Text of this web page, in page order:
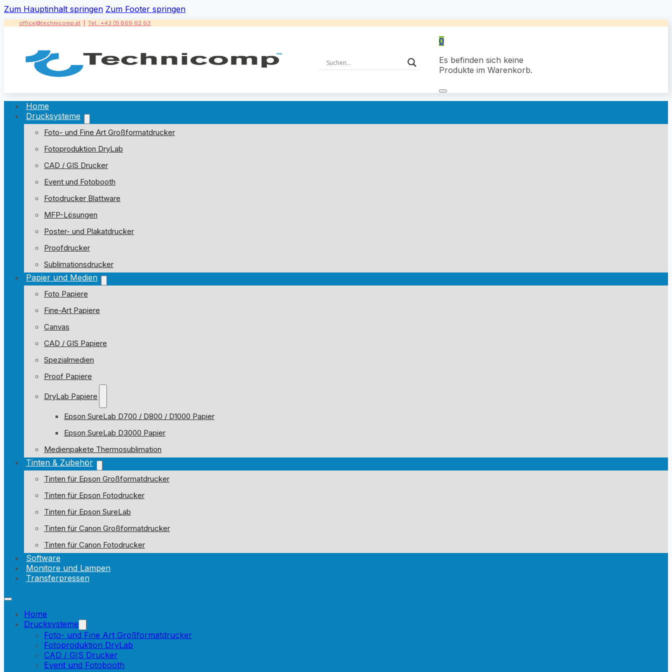
Zum Hauptinhalt springen Zum Footer springen
office@technicomp.at Tel.: +43 (1) 869 62 63
0
Es befinden sich keine
Produkte im Warenkorb.
Home
Drucksysteme
Foto- und Fine Art Großformatdrucker
Fotoproduktion DryLab
CAD / GIS Drucker
Event und Fotobooth
Fotodrucker Blattware
MFP-Lösungen
Poster- und Plakatdrucker
Proofdrucker
Sublimationsdrucker
Papier und Medien
Foto Papiere
Fine-Art Papiere
Canvas
CAD / GIS Papiere
Spezialmedien
Proof Papiere
DryLab Papiere
Epson SureLab D700 / D800 / D1000 Papier
Epson SureLab D3000 Papier
Medienpakete Thermosublimation
Tinten & Zubehör
Tinten für Epson Großformatdrucker
Tinten für Epson Fotodrucker
Tinten für Epson SureLab
Tinten für Canon Großformatdrucker
Tinten für Canon Fotodrucker
Software
Monitore und Lampen
Transferpressen
Home
Drucksysteme
Foto- und Fine Art Großformatdrucker
Fotoproduktion DryLab
CAD / GIS Drucker
Event und Fotobooth